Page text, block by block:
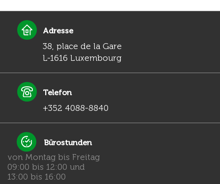
Adresse
38, place de la Gare
L-1616 Luxembourg
Telefon
+352 4088-8840
Bürostunden
von Montag bis Freitag
09:00 bis 12:00 und
13:00 bis 16:00